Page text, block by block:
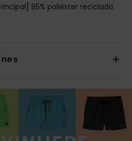
95% poliéster reciclado,